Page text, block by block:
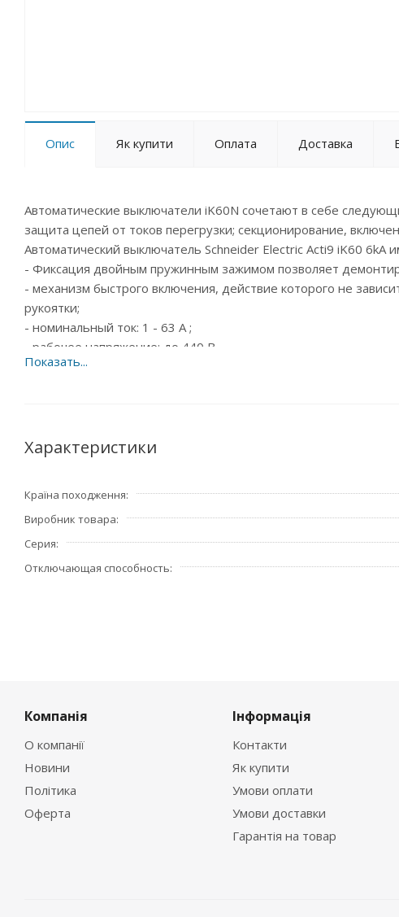
Опис Як купити Оплата Доставка
Автоматические выключатели iK60N сочетают в себе
защита цепей от токов перегрузки; секционирование,
Автоматический выключатель Schneider Electric Acti9 iK60
- Фиксация двойным пружинным зажимом позволяет
- механизм быстрого включения, действие которого не
рукоятки;
- номинальный ток: 1 - 63 A ;
- рабочее напряжение: до 440 В
Страна производитель – Франция.
Характеристики
Країна походження
Виробник товара
Серия
Отключающая способность
Компанія
О компанії
Новини
Політика
Оферта
Інформація
Контакти
Як купити
Умови оплати
Умови доставки
Гарантія на товар